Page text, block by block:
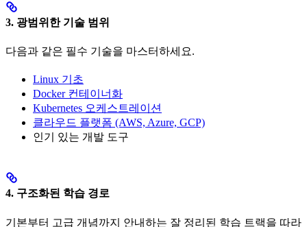
3. 광범위한 기술 범위
다음과 같은 필수 기술을 마스터하세요.
Linux 기초
Docker 컨테이너화
Kubernetes 오케스트레이션
클라우드 플랫폼 (AWS, Azure, GCP)
인기 있는 개발 도구
4. 구조화된 학습 경로
기본부터 고급 개념까지 안내하는 잘 정리된 학습 트랙을 따라